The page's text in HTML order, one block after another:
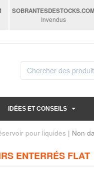
SOBRANTESDESTOCKS.COM
Invendus
IDÉES ET CONSEILS
pour liquides | Non
ENTERRÉS FLAT